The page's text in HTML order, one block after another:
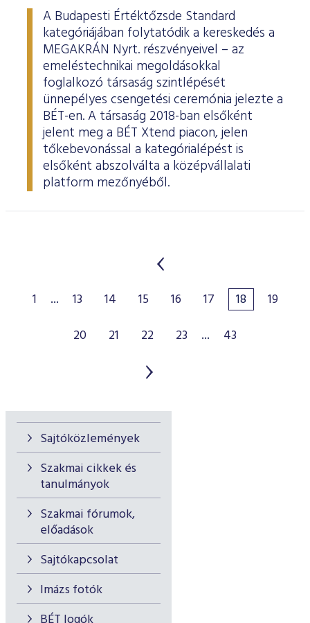
Sajtóközlemények
Szakmai cikkek és
tanulmányok
Szakmai fórumok,
előadások
Sajtókapcsolat
Imázs fotók
A Budapesti Értéktőzsde Standard
kategóriájában folytatódik a kereskedés a
MEGAKRÁN Nyrt. részvényeivel – az
emeléstechnikai megoldásokkal
foglalkozó társaság szintlépését
ünnepélyes csengetési ceremónia jelezte a
BÉT-en. A társaság 2018-ban elsőként
jelent meg a BÉT Xtend piacon, jelen
tőkebevonással a kategórialépést is
elsőként abszolválta a középvállalati
platform mezőnyéből.
1 ... 13 14 15 16 17 18
19
20
21 22 23 ... 43